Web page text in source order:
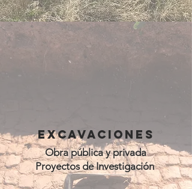
EXCAVACIONES
Obra pública y privada
Proyectos de Investigación